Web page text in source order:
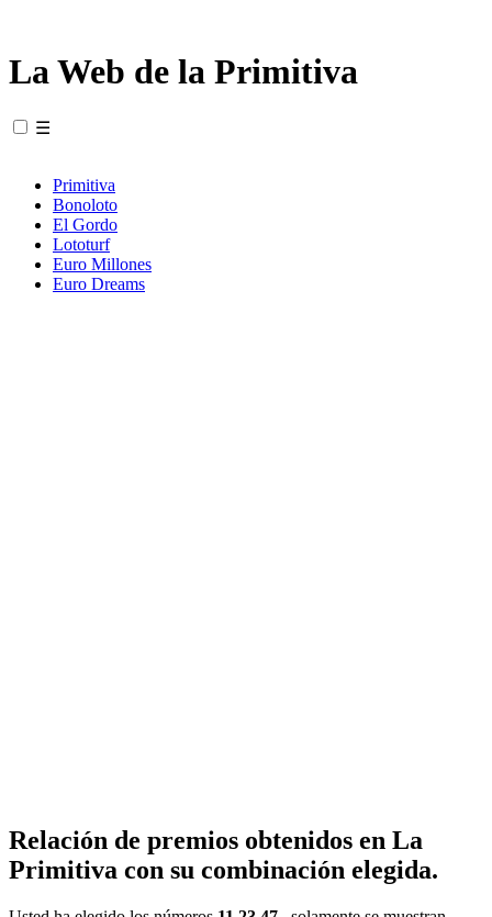
La Web de la Primitiva
☰
Primitiva
Bonoloto
El Gordo
Lototurf
Euro Millones
Euro Dreams
Relación de premios obtenidos en La
Primitiva con su combinación elegida.